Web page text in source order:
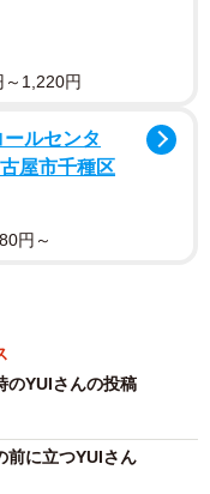
せてたら一周回って
1,220円
ルセンタ
屋市千種区
円～
のYUIさんの投稿
前に立つYUIさん